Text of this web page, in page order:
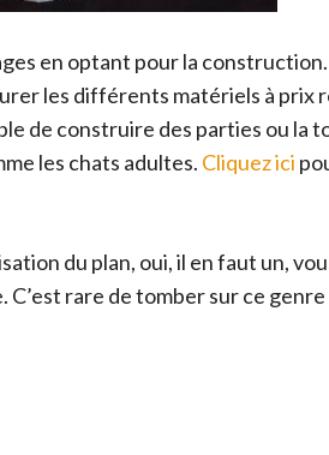
en optant pour la
les différents matériels à prix
de construire des parties ou la
les chats adultes. Cliquez ici
du plan, oui, il en faut un,
rare de tomber sur ce genre